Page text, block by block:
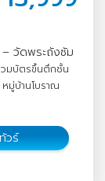
– วัดพระถังซัม
มบัตรขึ้นตึกชั้น
หมู่บ้านโบราณ
วร์